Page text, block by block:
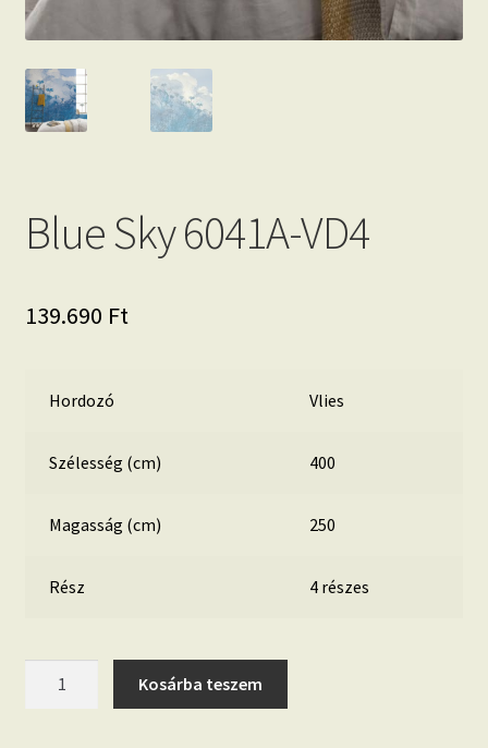
Blue Sky 6041A-VD4
139.690 Ft
Hordozó Vlies
Szélesség (cm) 400
Magasság (cm) 250
Rész 4 részes
Kosárba teszem